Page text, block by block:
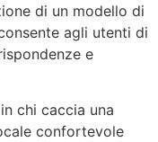
di un modello di
agli utenti di
e
chi caccia una
confortevole